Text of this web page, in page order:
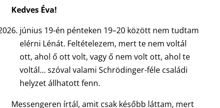
Kedves Éva!
június 19-én pénteken 19–20 között nem tudtam
elérni Lénát. Feltételezem, mert te nem voltál
ott, ahol ő ott volt, vagy ő nem volt ott, ahol te
voltál… szóval valami Schrödinger-féle családi
helyzet állhatott fenn.
Messengeren írtál, amit csak később láttam, mert